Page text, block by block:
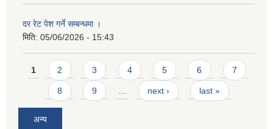
दर रेट पेश गर्ने सम्बन्धमा ।
मिति: 05/06/2026 - 15:43
Pages
1 2 3 4 5 6 7
8 9 … next › last »
अन्य